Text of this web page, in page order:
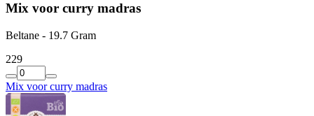
Mix voor curry madras
Beltane - 19.7 Gram
229
Mix voor curry madras